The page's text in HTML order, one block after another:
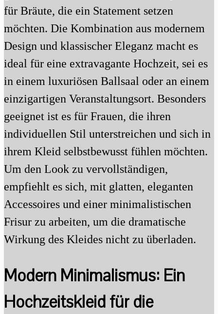
für Bräute, die ein Statement setzen
möchten. Die Kombination aus modernem
Design und klassischer Eleganz macht es
ideal für eine extravagante Hochzeit, sei es
in einem luxuriösen Ballsaal oder an einem
einzigartigen Veranstaltungsort. Besonders
geeignet ist es für Frauen, die ihren
individuellen Stil unterstreichen und sich in
ihrem Kleid selbstbewusst fühlen möchten.
Um den Look zu vervollständigen,
empfiehlt es sich, mit glatten, eleganten
Accessoires und einer minimalistischen
Frisur zu arbeiten, um die dramatische
Wirkung des Kleides nicht zu überladen.
Modern Minimalismus: Ein
Hochzeitskleid für die